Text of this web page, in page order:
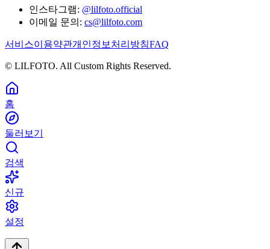
인스타그램: @lilfoto.official
이메일 문의: cs@lilfoto.com
서비스이용약관개인정보처리방침FAQ
© LILFOTO. All Custom Rights Reserved.
홈
둘러보기
검색
신규
설정